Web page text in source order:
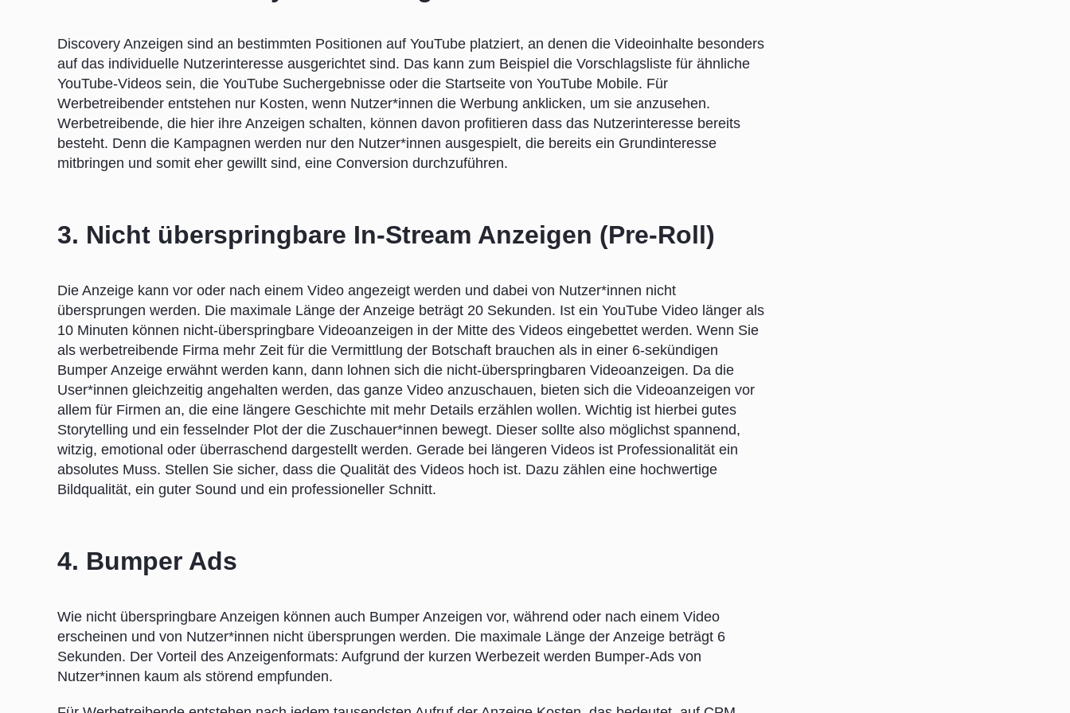
Discovery Anzeigen sind an bestimmten Positionen auf YouTube platziert, an denen die Videoinhalte besonders
auf das individuelle Nutzerinteresse ausgerichtet sind. Das kann zum Beispiel die Vorschlagsliste für ähnliche
YouTube-Videos sein, die YouTube Suchergebnisse oder die Startseite von YouTube Mobile. Für
Werbetreibender entstehen nur Kosten, wenn Nutzer*innen die Werbung anklicken, um sie anzusehen.
Werbetreibende, die hier ihre Anzeigen schalten, können davon profitieren dass das Nutzerinteresse bereits
besteht. Denn die Kampagnen werden nur den Nutzer*innen ausgespielt, die bereits ein Grundinteresse
mitbringen und somit eher gewillt sind, eine Conversion durchzuführen.
3. Nicht überspringbare In-Stream Anzeigen (Pre-Roll)
Die Anzeige kann vor oder nach einem Video angezeigt werden und dabei von Nutzer*innen nicht
übersprungen werden. Die maximale Länge der Anzeige beträgt 20 Sekunden. Ist ein YouTube Video länger als
10 Minuten können nicht-überspringbare Videoanzeigen in der Mitte des Videos eingebettet werden. Wenn Sie
als werbetreibende Firma mehr Zeit für die Vermittlung der Botschaft brauchen als in einer 6-sekündigen
Bumper Anzeige erwähnt werden kann, dann lohnen sich die nicht-überspringbaren Videoanzeigen. Da die
User*innen gleichzeitig angehalten werden, das ganze Video anzuschauen, bieten sich die Videoanzeigen vor
allem für Firmen an, die eine längere Geschichte mit mehr Details erzählen wollen. Wichtig ist hierbei gutes
Storytelling und ein fesselnder Plot der die Zuschauer*innen bewegt. Dieser sollte also möglichst spannend,
witzig, emotional oder überraschend dargestellt werden. Gerade bei längeren Videos ist Professionalität ein
absolutes Muss. Stellen Sie sicher, dass die Qualität des Videos hoch ist. Dazu zählen eine hochwertige
Bildqualität, ein guter Sound und ein professioneller Schnitt.
4. Bumper Ads
Wie nicht überspringbare Anzeigen können auch Bumper Anzeigen vor, während oder nach einem Video
erscheinen und von Nutzer*innen nicht übersprungen werden. Die maximale Länge der Anzeige beträgt 6
Sekunden. Der Vorteil des Anzeigenformats: Aufgrund der kurzen Werbezeit werden Bumper-Ads von
Nutzer*innen kaum als störend empfunden.